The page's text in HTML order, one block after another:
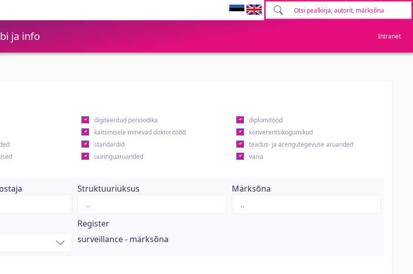
ja info Intranet
digiteeritud perioodika
diplomitööd
kaitsmisele minevad doktoritööd
konverentsikogumikud
standardid
teadus- ja arengutegevuse aruanded
uuringuaruanded
varia
Struktuuriüksus Märksõna
Register
surveillance - märksõna